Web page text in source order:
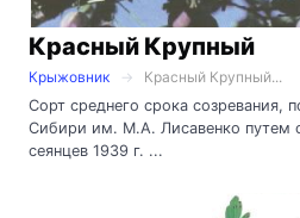
Красный Крупный
Крыжовник
Красный Крупный...
Сорт среднего срока созревания,
Сибири им. М.А. Лисавенко путем
сеянцев 1939 г. ...